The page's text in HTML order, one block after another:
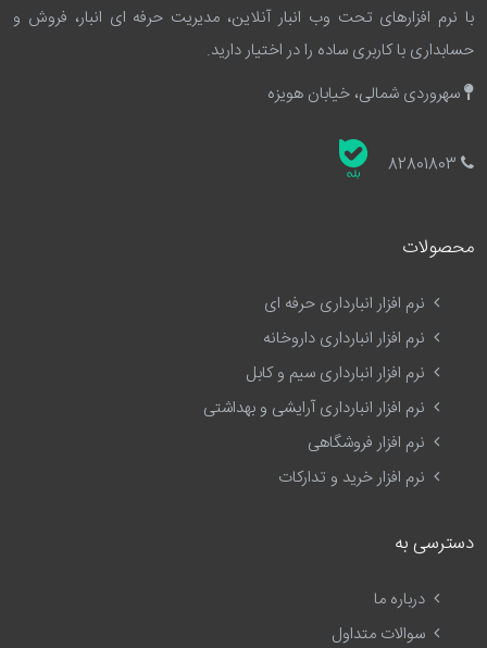
با نرم افزارهای تحت وب انبار آنلاین، مدیریت حرفه ای انبار، فروش و
حسابداری با کاربری ساده را در اختیار دارید.
سهروردی شمالی، خیابان هویزه
محصولات
نرم افزار انبارداری حرفه ای
نرم افزار انبارداری داروخانه
نرم افزار انبارداری سیم و کابل
نرم افزار انبارداری آرایشی و بهداشتی
نرم افزار فروشگاهی
نرم افزار خرید و تدارکات
دسترسی به
درباره ما
سوالات متداول